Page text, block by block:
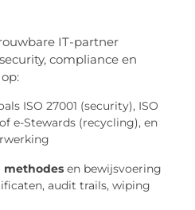
IT-partner
compliance en
ISO 27001 (security), ISO
e-Stewards (recycling), en
methodes en bewijsvoering
audit trails, wiping